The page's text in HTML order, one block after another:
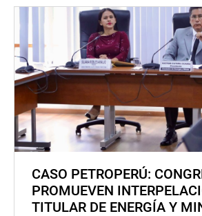
CASO PETROPERÚ:
PROMUEVEN
TITULAR DE ENERGÍA Y